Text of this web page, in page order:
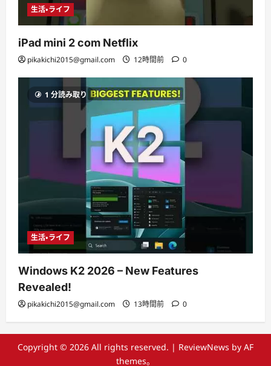
生活・ライフ
iPad mini 2 com Netflix
pikakichi2015@gmail.com 12時間前 0
1 分読み取り
生活・ライフ
Windows K2 2026 – New Features
Revealed!
pikakichi2015@gmail.com 13時間前 0
Copyright © 2026 All rights reserved. | ReviewNews by AF
themes。